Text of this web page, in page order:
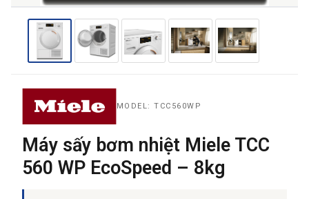
→ GỬI YÊU CẦU BÁO GIÁ
MODEL: TCC560WP
Máy sấy bơm nhiệt Miele TCC
560 WP EcoSpeed – 8kg